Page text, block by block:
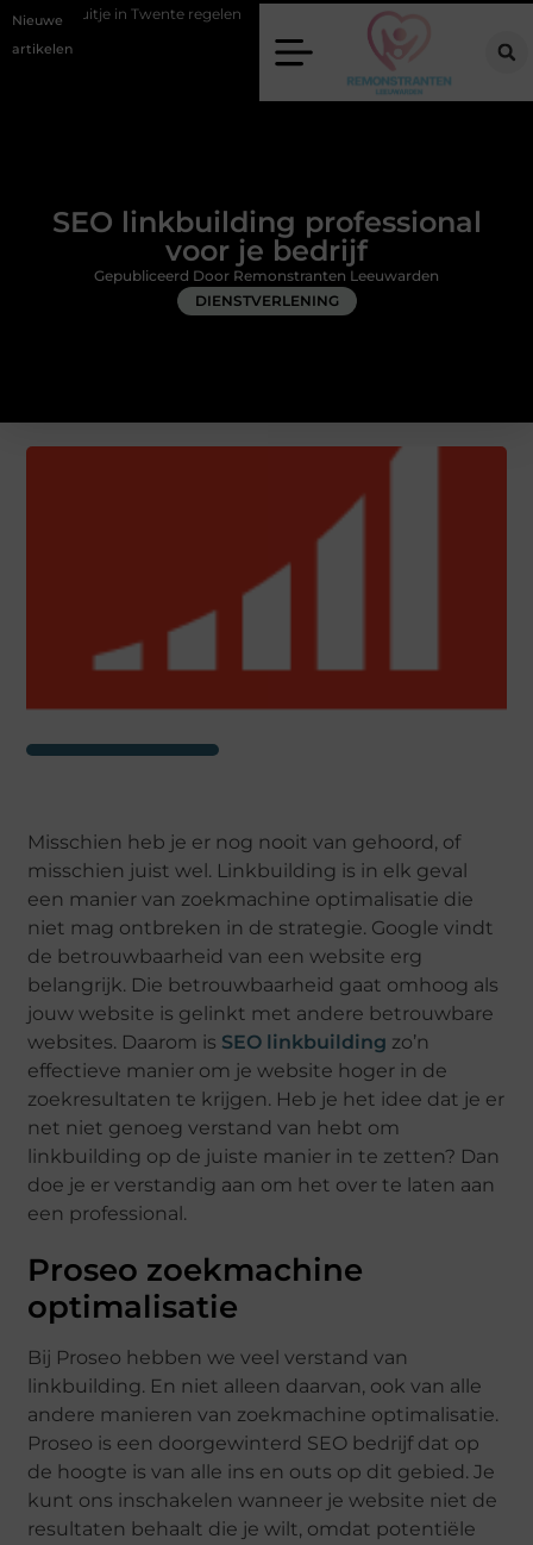
Nieuwe
artikelen
regelen Wat zero-click search betekent voor de toekomst
SEO linkbuilding professional
voor je bedrijf
DIENSTVERLENING
Gepubliceerd Door Remonstranten Leeuwarden
Misschien heb je er nog nooit van gehoord, of
misschien juist wel. Linkbuilding is in elk geval
een manier van zoekmachine optimalisatie die
niet mag ontbreken in de strategie. Google vindt
de betrouwbaarheid van een website erg
belangrijk. Die betrouwbaarheid gaat omhoog als
jouw website is gelinkt met andere betrouwbare
websites. Daarom is SEO linkbuilding zo’n
effectieve manier om je website hoger in de
zoekresultaten te krijgen. Heb je het idee dat je er
net niet genoeg verstand van hebt om
linkbuilding op de juiste manier in te zetten? Dan
doe je er verstandig aan om het over te laten aan
een professional.
Proseo zoekmachine
optimalisatie
Bij Proseo hebben we veel verstand van
linkbuilding. En niet alleen daarvan, ook van alle
andere manieren van zoekmachine optimalisatie.
Proseo is een doorgewinterd SEO bedrijf dat op
de hoogte is van alle ins en outs op dit gebied. Je
kunt ons inschakelen wanneer je website niet de
resultaten behaalt die je wilt, omdat potentiële